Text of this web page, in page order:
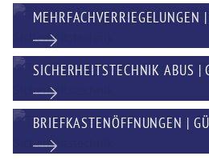
SICHERHEITSTECHNIK ABUS |
BRIEFKASTENÖFFNUNGEN |